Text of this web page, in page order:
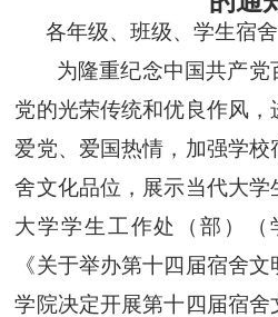
各年级、班级、学生宿舍
为隆重纪念中国共产
党的光荣传统和优良作风
爱党、爱国热情，加强学
舍文化品位，展示当代大学
大学学生工作处（部）（
《关于举办第十四届宿舍文
学院决定开展第十四届宿